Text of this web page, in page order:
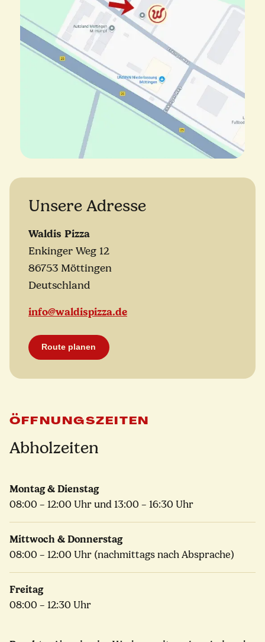
Unsere Adresse
Waldis Pizza
Enkinger Weg 12
86753 Möttingen
Deutschland
info@waldispizza.de
Route planen
ÖFFNUNGSZEITEN
Abholzeiten
Montag & Dienstag
08:00 – 12:00 Uhr und 13:00 – 16:30 Uhr
Mittwoch & Donnerstag
08:00 – 12:00 Uhr (nachmittags nach Absprache)
Freitag
08:00 – 12:30 Uhr